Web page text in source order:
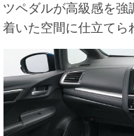
ツペダルが高級感を強
着いた空間に仕立てら